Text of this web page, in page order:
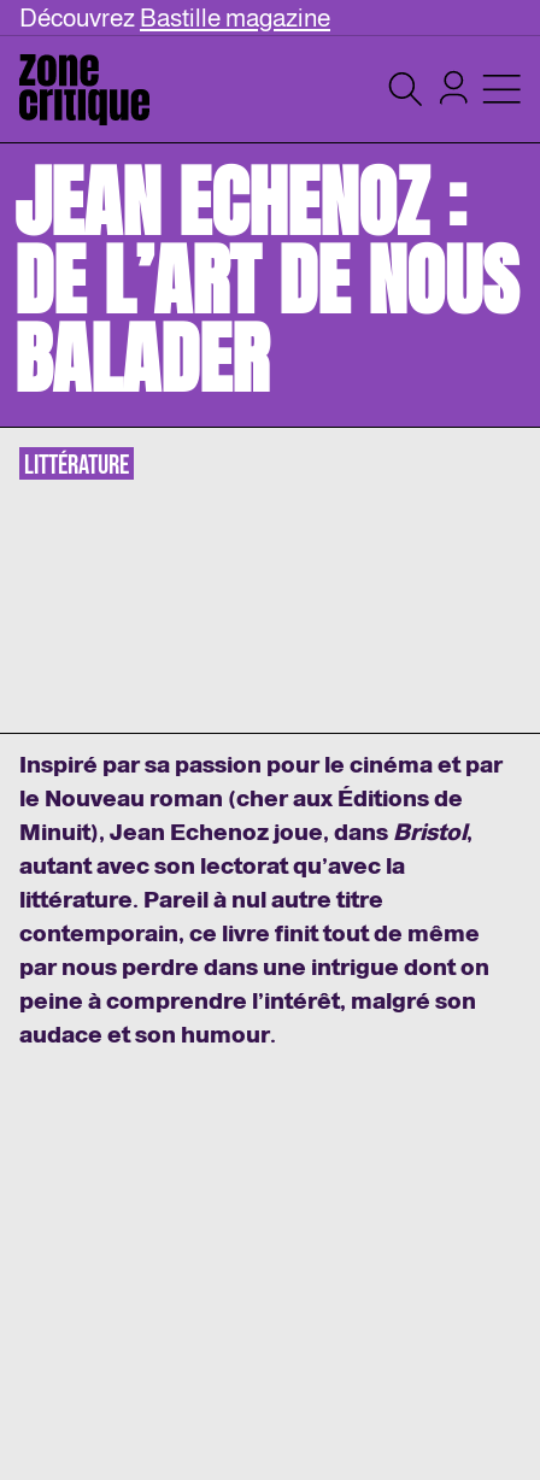
Découvrez Bastille magazine
JEAN ECHENOZ :
DE L’ART DE NOUS
BALADER
LITTÉRATURE
Inspiré par sa passion pour le cinéma et par
le Nouveau roman (cher aux Éditions de
Minuit), Jean Echenoz joue, dans Bristol,
autant avec son lectorat qu’avec la
littérature. Pareil à nul autre titre
contemporain, ce livre finit tout de même
par nous perdre dans une intrigue dont on
peine à comprendre l’intérêt, malgré son
audace et son humour.